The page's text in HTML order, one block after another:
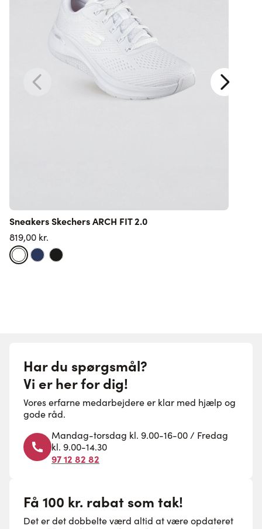
Sneakers Skechers ARCH FIT 2.0
819,00 kr.
Har du spørgsmål?
Vi er her for dig!
Vores erfarne medarbejdere er klar med hjælp og
gode råd.
Mandag-torsdag kl. 9.00-16-00 / Fredag
kl. 9.00-14.30
97 12 82 82
Få 100 kr. rabat som tak!
Det er det dobbelte værd altid at være opdateret